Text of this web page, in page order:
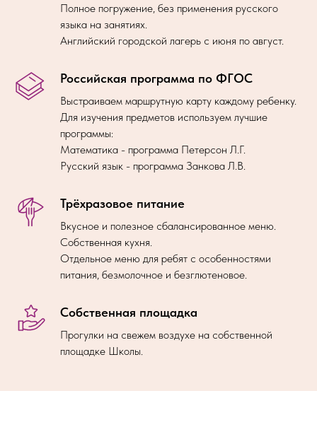
Полное погружение, без применения русского
языка на занятиях.
Английский городской лагерь с июня по август.
Российская программа по ФГОС
Выстраиваем маршрутную карту каждому ребенку.
Для изучения предметов используем лучшие
программы:
Математика - программа Петерсон Л.Г.
Русский язык - программа Занкова Л.В.
Трёхразовое питание
Вкусное и полезное сбалансированное меню.
Собственная кухня.
Отдельное меню для ребят с особенностями
питания, безмолочное и безглютеновое.
Собственная площадка
Прогулки на свежем воздухе на собственной
площадке Школы.